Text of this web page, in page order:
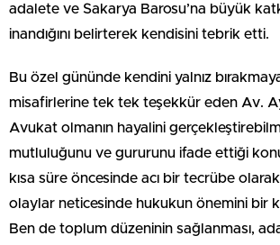
adalete ve Sakarya Barosu’na büyük
inandığını belirterek kendisini tebrik etti.
Bu özel gününde kendini yalnız
misafirlerine tek tek teşekkür eden Av.
Avukat olmanın hayalini
mutluluğunu ve gururunu ifade ettiği
kısa süre öncesinde acı bir tecrübe olarak
olaylar neticesinde hukukun önemini bir
Ben de toplum düzeninin sağlanması,